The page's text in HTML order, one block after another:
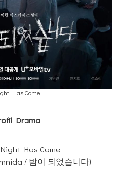
Has Come
Drama
Has Come
/ 밤이 되었습니다)